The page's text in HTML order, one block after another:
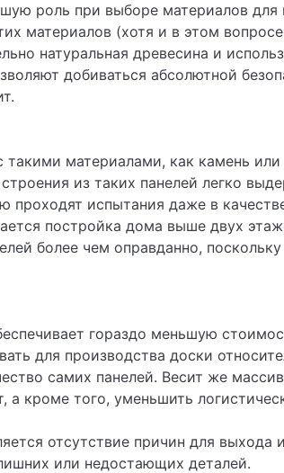
роль при выборе материалов
материалов (хотя и в этом
натуральная древесина и
добиваться абсолютной
такими материалами, как камень
из таких панелей легко
проходят испытания даже в
постройка дома выше двух
более чем оправданно,
гораздо меньшую
для производства доски
самих панелей. Весит же
а кроме того, уменьшить
отсутствие причин для выхода
или недостающих деталей.